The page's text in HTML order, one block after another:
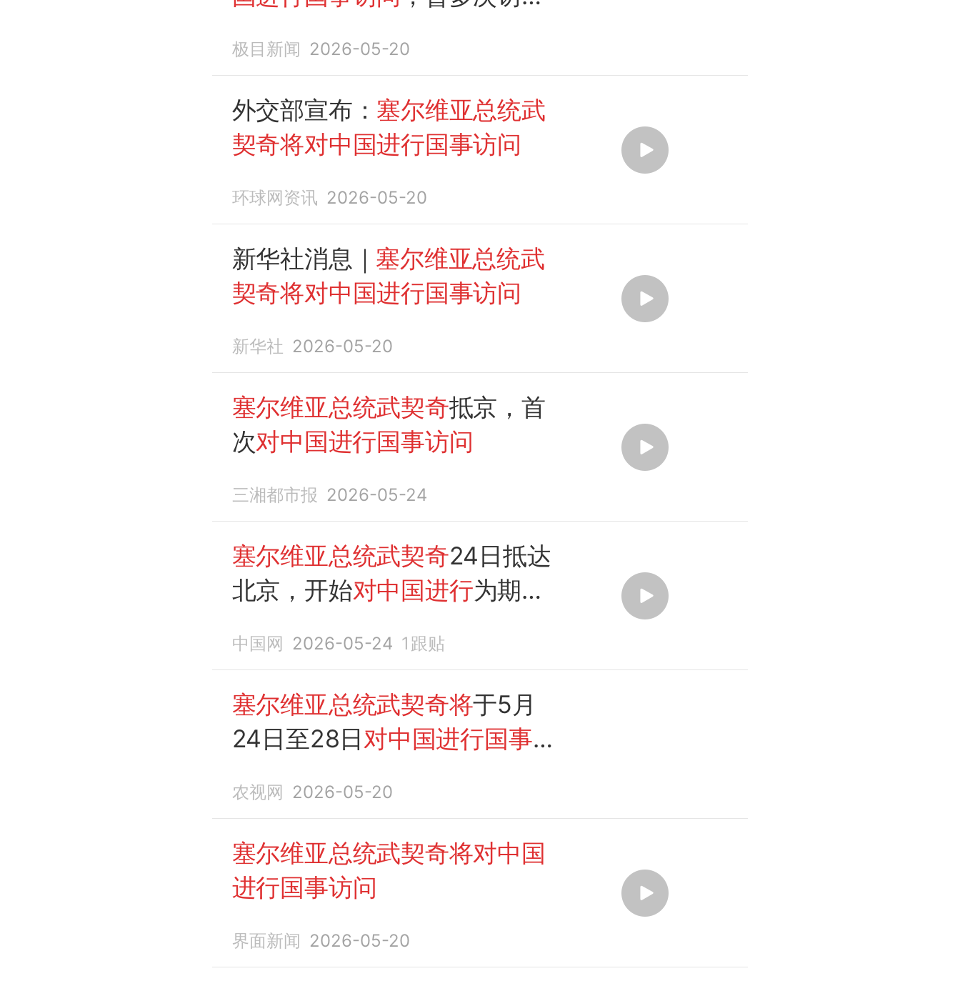
极目新闻 2026-05-20
外交部宣布： 塞尔维亚总统武
契奇将对中国进行国事访问
环球网资讯 2026-05-20
新华社消息｜ 塞尔维亚总统武
契奇将对中国进行国事访问
新华社 2026-05-20
塞尔维亚总统武契奇抵京，首
次对中国进行国事访问
三湘都市报 2026-05-24
塞尔维亚总统武契奇24日抵达
北京，开始对中国进行为期五
中国网 2026-05-24 1 跟贴
塞尔维亚总统武契奇将于5月
24日至28日对中国进行国事
农视网 2026-05-20
塞尔维亚总统武契奇将对中国
进行国事访问
界面新闻 2026-05-20